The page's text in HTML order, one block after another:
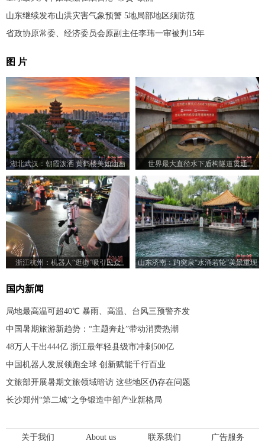
山东继续发布山洪灾害气象预警 5地局部地区须防范
省政协原常委、经济委员会原副主任李玮一审被判15年
图 片
湖北武汉：朝霞泼洒 黄鹤楼美如油画 世界最大直径水下盾构隧道贯通
浙江杭州：机器人“逛街”吸引民众 山东济南：趵突泉“水涌若轮”美景重现
国内新闻
局地最高温可超40℃ 暴雨、高温、台风三预警齐发
中国暑期旅游新趋势：“主题奔赴”带动消费热潮
48万人干出444亿 浙江最年轻县级市冲刺500亿
中国机器人发展领跑全球 创新赋能千行百业
文旅部开展暑期文旅领域暗访 这些地区仍存在问题
长沙郑州“第二城”之争锻造中部产业新格局
关于我们 About us 联系我们 广告服务